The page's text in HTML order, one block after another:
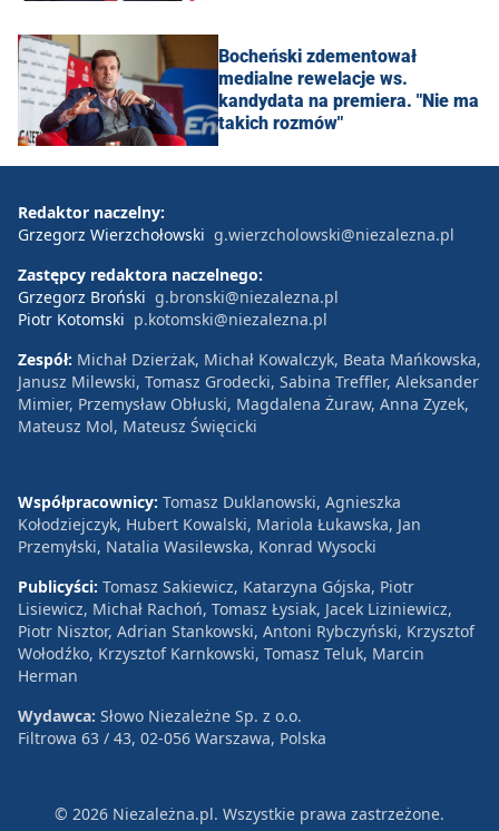
Bocheński zdementował
medialne rewelacje ws.
kandydata na premiera. "Nie ma
takich rozmów"
Redaktor naczelny:
Grzegorz Wierzchołowski g.wierzcholowski@niezalezna.pl
Zastępcy redaktora naczelnego:
Grzegorz Broński g.bronski@niezalezna.pl
Piotr Kotomski p.kotomski@niezalezna.pl
Zespół: Michał Dzierżak, Michał Kowalczyk, Beata Mańkowska,
Janusz Milewski, Tomasz Grodecki, Sabina Treffler, Aleksander
Mimier, Przemysław Obłuski, Magdalena Żuraw, Anna Zyzek,
Mateusz Mol, Mateusz Święcicki
Współpracownicy: Tomasz Duklanowski, Agnieszka
Kołodziejczyk, Hubert Kowalski, Mariola Łukawska, Jan
Przemyłski, Natalia Wasilewska, Konrad Wysocki
Publicyści: Tomasz Sakiewicz, Katarzyna Gójska, Piotr
Lisiewicz, Michał Rachoń, Tomasz Łysiak, Jacek Liziniewicz,
Piotr Nisztor, Adrian Stankowski, Antoni Rybczyński, Krzysztof
Wołodźko, Krzysztof Karnkowski, Tomasz Teluk, Marcin
Herman
Wydawca: Słowo Niezależne Sp. z o.o.
Filtrowa 63 / 43, 02-056 Warszawa, Polska
© 2026 Niezależna.pl. Wszystkie prawa zastrzeżone.